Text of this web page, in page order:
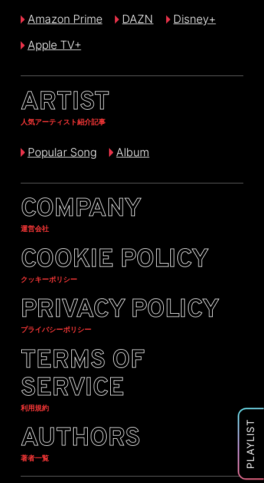
PLAYLIST
Amazon Prime
DAZN
Disney+
Apple TV+
ARTIST
人気アーティスト紹介記事
Popular Song Album
COMPANY
運営会社
COOKIE POLICY
クッキーポリシー
PRIVACY POLICY
プライバシーポリシー
TERMS OF
SERVICE
利用規約
AUTHORS
著者一覧